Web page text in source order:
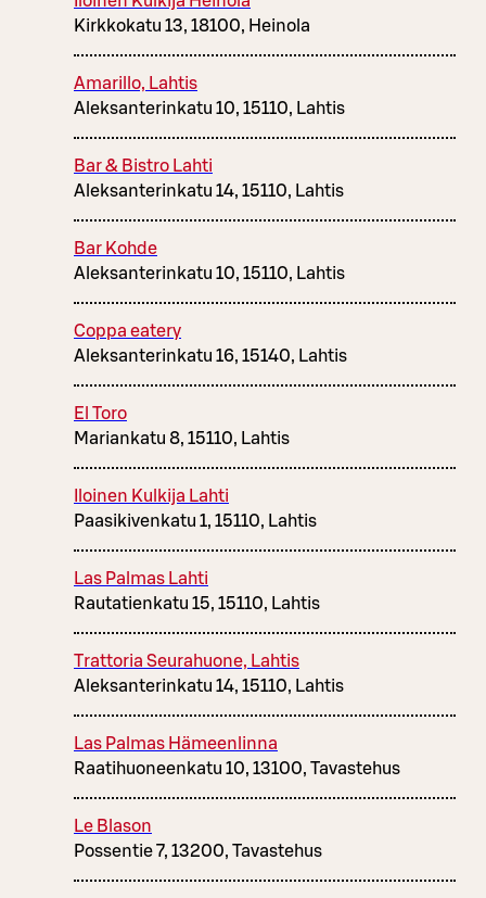
Kirkkokatu 13, 18100, Heinola
Amarillo, Lahtis
Aleksanterinkatu 10, 15110, Lahtis
Bar & Bistro Lahti
Aleksanterinkatu 14, 15110, Lahtis
Bar Kohde
Aleksanterinkatu 10, 15110, Lahtis
Coppa eatery
Aleksanterinkatu 16, 15140, Lahtis
El Toro
Mariankatu 8, 15110, Lahtis
Iloinen Kulkija Lahti
Paasikivenkatu 1, 15110, Lahtis
Las Palmas Lahti
Rautatienkatu 15, 15110, Lahtis
Trattoria Seurahuone, Lahtis
Aleksanterinkatu 14, 15110, Lahtis
Las Palmas Hämeenlinna
Raatihuoneenkatu 10, 13100, Tavastehus
Le Blason
Possentie 7, 13200, Tavastehus